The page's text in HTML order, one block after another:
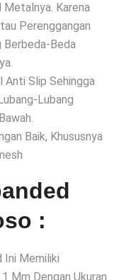
Karena
Perenggangan
Berbeda-Beda
Anti Slip Sehingga
Lubang
Baik, Khususnya
:
Ini Memiliki
Mm Dengan Ukuran